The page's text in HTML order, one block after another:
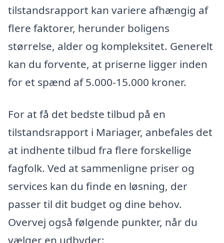
tilstandsrapport kan variere afhængig af
flere faktorer, herunder boligens
størrelse, alder og kompleksitet. Generelt
kan du forvente, at priserne ligger inden
for et spænd af 5.000-15.000 kroner.
For at få det bedste tilbud på en
tilstandsrapport i Mariager, anbefales det
at indhente tilbud fra flere forskellige
fagfolk. Ved at sammenligne priser og
services kan du finde en løsning, der
passer til dit budget og dine behov.
Overvej også følgende punkter, når du
vælger en udbyder: